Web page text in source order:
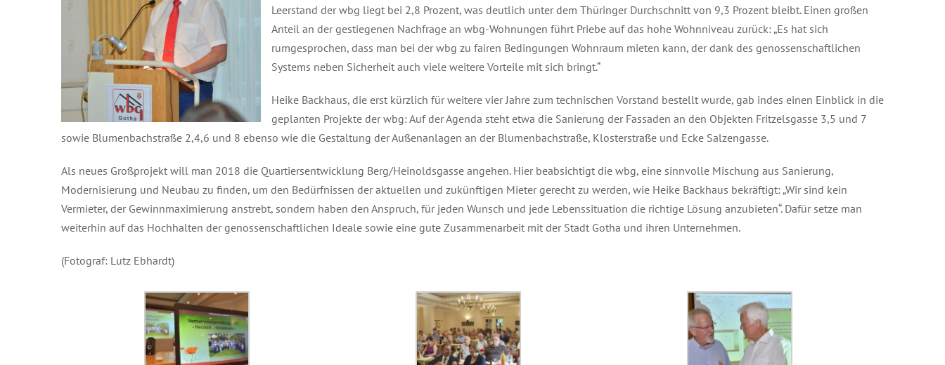
Leerstand der wbg liegt bei 2,8 Prozent, was deutlich unter dem Thüringer Durchschnitt von 9,3 Prozent bleibt. Einen großen
Anteil an der gestiegenen Nachfrage an wbg-Wohnungen führt Priebe auf das hohe Wohnniveau zurück: „Es hat sich
rumgesprochen, dass man bei der wbg zu fairen Bedingungen Wohnraum mieten kann, der dank des genossenschaftlichen
Systems neben Sicherheit auch viele weitere Vorteile mit sich bringt.“
Heike Backhaus, die erst kürzlich für weitere vier Jahre zum technischen Vorstand bestellt wurde, gab indes einen Einblick in die
geplanten Projekte der wbg: Auf der Agenda steht etwa die Sanierung der Fassaden an den Objekten Fritzelsgasse 3,5 und 7
sowie Blumenbachstraße 2,4,6 und 8 ebenso wie die Gestaltung der Außenanlagen an der Blumenbachstraße, Klosterstraße und Ecke Salzengasse.
Als neues Großprojekt will man 2018 die Quartiersentwicklung Berg/Heinoldsgasse angehen. Hier beabsichtigt die wbg, eine sinnvolle Mischung aus Sanierung,
Modernisierung und Neubau zu finden, um den Bedürfnissen der aktuellen und zukünftigen Mieter gerecht zu werden, wie Heike Backhaus bekräftigt: „Wir sind kein
Vermieter, der Gewinnmaximierung anstrebt, sondern haben den Anspruch, für jeden Wunsch und jede Lebenssituation die richtige Lösung anzubieten“. Dafür setze man
weiterhin auf das Hochhalten der genossenschaftlichen Ideale sowie eine gute Zusammenarbeit mit der Stadt Gotha und ihren Unternehmen.
(Fotograf: Lutz Ebhardt)